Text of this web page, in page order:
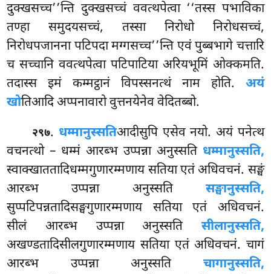
दुक्खसच्च’’न्ति दुक्खसच्चं ववत्थपेत्वा ‘‘तस्स पभाविका
तण्हा समुदयसच्चं, तस्सा निरोधो निरोधसच्चं,
निरोधपजानना पटिपदा मग्गसच्च’’न्ति एवं पुब्बभागे चत्तारि
च सच्चानि ववत्थपेत्वा पटिपाटिया अरियभूमिं ओक्कमति.
तदास्स इमं कम्मट्ठानं विपस्सनत्थं नाम होति. अयं
खोतिआदि अप्पनावारो वुत्तनयेनेव वेदितब्बो.
२९७. धम्मानुस्सतिआदीसुपि एसेव नयो. अयं पनेत्थ
वचनत्थो – धम्मं आरब्भ उप्पन्ना अनुस्सति धम्मानुस्सति,
स्वाक्खाततादिधम्मगुणारम्मणाय सतिया एतं अधिवचनं. सङ्घं
आरब्भ उप्पन्ना अनुस्सति सङ्घानुस्सति,
सुप्पटिपन्नतादिसङ्घगुणारम्मणाय सतिया एतं अधिवचनं.
सीलं आरब्भ उप्पन्ना अनुस्सति सीलानुस्सति,
अखण्डतादिसीलगुणारम्मणाय सतिया एतं अधिवचनं. चागं
आरब्भ उप्पन्ना अनुस्सति चागानुस्सति,